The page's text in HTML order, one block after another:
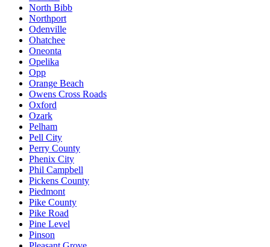
North Bibb
Northport
Odenville
Ohatchee
Oneonta
Opelika
Opp
Orange Beach
Owens Cross Roads
Oxford
Ozark
Pelham
Pell City
Perry County
Phenix City
Phil Campbell
Pickens County
Piedmont
Pike County
Pike Road
Pine Level
Pinson